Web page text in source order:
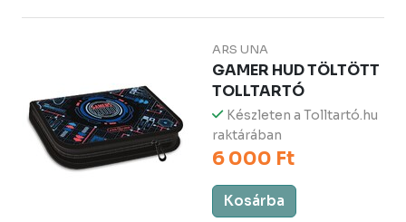
ARS UNA
GAMER HUD TÖLTÖTT
TOLLTARTÓ
Készleten a Tolltartó.hu
raktárában
6 000 Ft
Kosárba